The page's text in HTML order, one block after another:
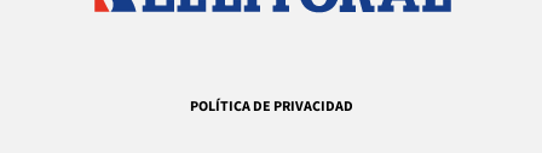
POLÍTICA DE PRIVACIDAD